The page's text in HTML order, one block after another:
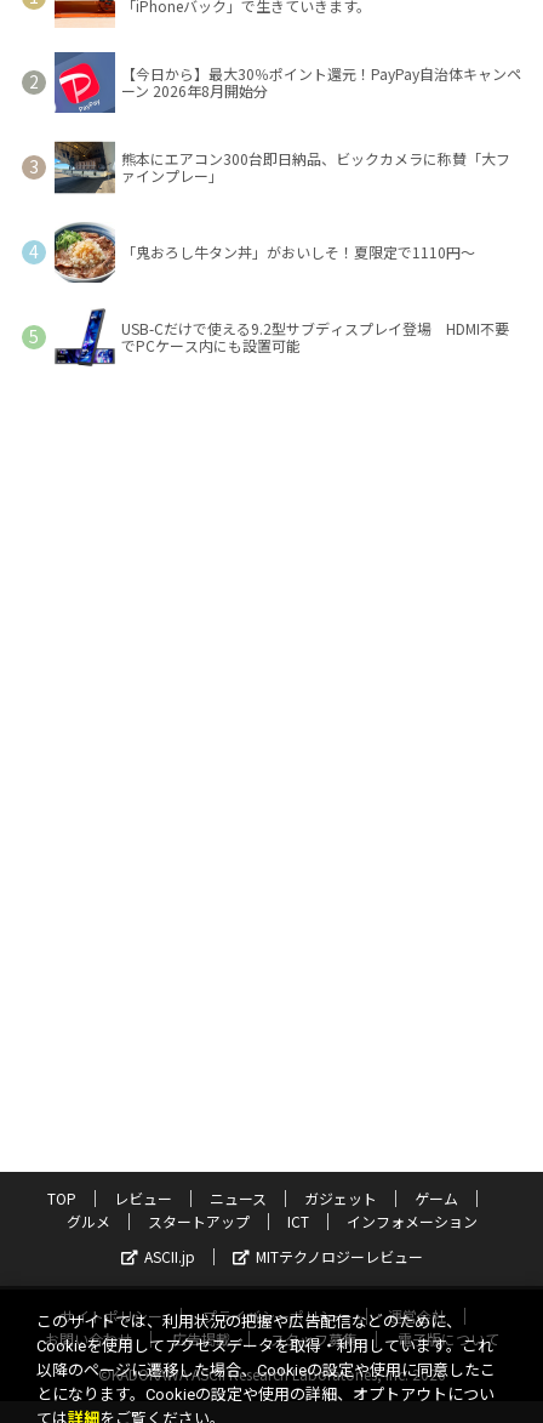
「iPhoneバック」で生きていきます。
【今日から】最大30％ポイント還元！PayPay自治体キャンペ
ーン 2026年8月開始分
熊本にエアコン300台即日納品、ビックカメラに称賛「大フ
ァインプレー」
「鬼おろし牛タン丼」がおいしそ！夏限定で1110円～
USB-Cだけで使える9.2型サブディスプレイ登場 HDMI不要
でPCケース内にも設置可能
TOP レビュー ニュース ガジェット
ゲーム
グルメ
スタートアップ ICT
インフォメーション
ASCII.jp
MITテクノロジーレビュー
サイトポリシー プライバシーポリシー
運営会社
お問い合わせ
広告掲載 スタッフ募集
電子版について
©KADOKAWA ASCII Research Laboratories, Inc. 2026
このサイトでは、利用状況の把握や広告配信などのために、
Cookieを使用してアクセスデータを取得・利用しています。これ
以降のページに遷移した場合、Cookieの設定や使用に同意したこ
とになります。Cookieの設定や使用の詳細、オプトアウトについ
ては詳細 をご覧ください。